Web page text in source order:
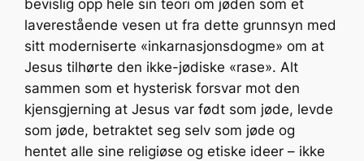
bevislig opp hele sin teori om jøden som et
laverestående vesen ut fra dette grunnsyn med
sitt moderniserte «inkarnasjonsdogme» om at
Jesus tilhørte den ikke-jødiske «rase». Alt
sammen som et hysterisk forsvar mot den
kjensgjerning at Jesus var født som jøde, levde
som jøde, betraktet seg selv som jøde og
hentet alle sine religiøse og etiske ideer – ikke